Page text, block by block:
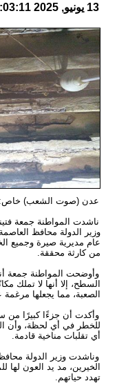
13 يونيو, 2025 04:03:11 م
عدن (صوت الشعب) خاص:
ناشدت المواطنة جمعة
وزير الدولة محافظ
عام مديرية صيرة وجميع
من كارثة محققة.
وأوضحت المواطنة جمعة
السطح، إلا أنها لا تملك
الصعبة، مما يجعلها مرغمة
وأكدت أن جزءًا كبيرًا من
للخطر في أي لحظة، وأن
أي تقلبات مناخية قادمة.
وناشدت وزير الدولة
الخيرين، مد يد العون لها
تهدد حياتهم.